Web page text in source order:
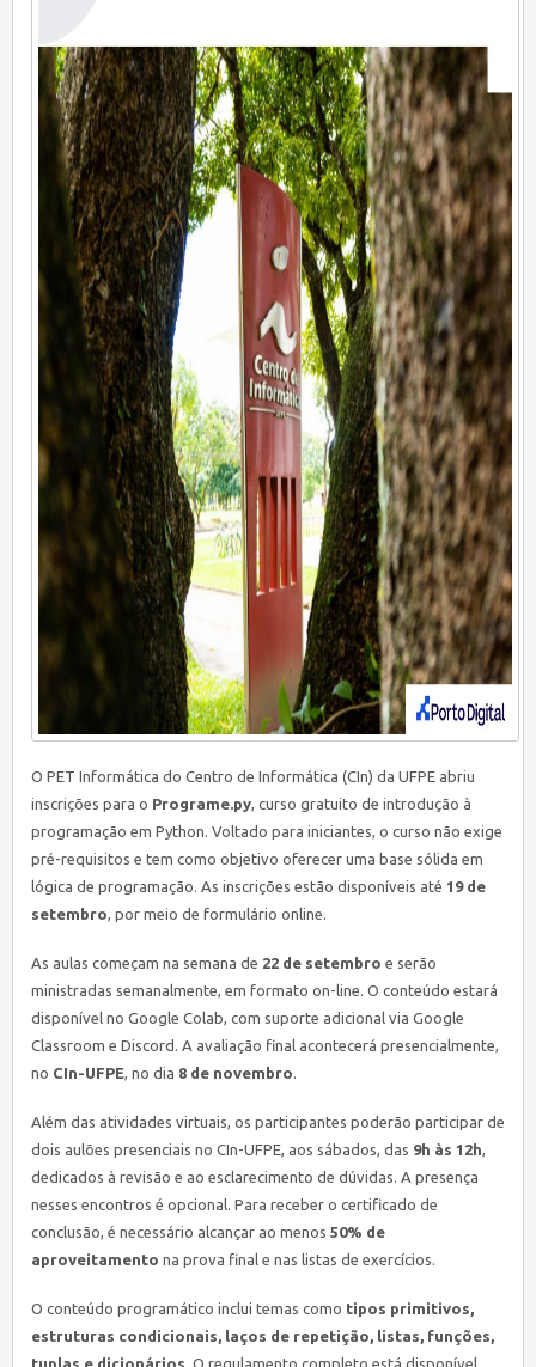
O PET Informática do Centro de Informática (CIn) da UFPE abriu
inscrições para o Programe.py , curso gratuito de introdução à
programação em Python. Voltado para iniciantes, o curso não exige
pré-requisitos e tem como objetivo oferecer uma base sólida em
lógica de programação. As inscrições estão disponíveis até 19 de
setembro , por meio de formulário online.
As aulas começam na semana de 22 de setembro e serão
ministradas semanalmente, em formato on-line. O conteúdo estará
disponível no Google Colab, com suporte adicional via Google
Classroom e Discord. A avaliação final acontecerá presencialmente,
no CIn-UFPE , no dia 8 de novembro
Além das atividades virtuais, os participantes poderão participar de
dois aulões presenciais no CIn-UFPE, aos sábados, das 9h às 12h
dedicados à revisão e ao esclarecimento de dúvidas. A presença
nesses encontros é opcional. Para receber o certificado de
conclusão, é necessário alcançar ao menos 50% de
aproveitamento na prova final e nas listas de exercícios.
O conteúdo programático inclui temas como tipos primitivos,
estruturas condicionais, laços de repetição, listas, funções,
tuplas e dicionários . O regulamento completo está disponível